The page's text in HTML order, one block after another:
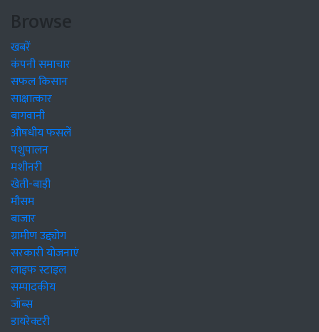
Browse
खबरें
कंपनी समाचार
सफल किसान
साक्षात्कार
बागवानी
औषधीय फसलें
पशुपालन
मशीनरी
खेती-बाड़ी
मौसम
बाजार
ग्रामीण उद्द्योग
सरकारी योजनाएं
लाइफ स्टाइल
सम्पादकीय
जॉब्स
डायरेक्टरी